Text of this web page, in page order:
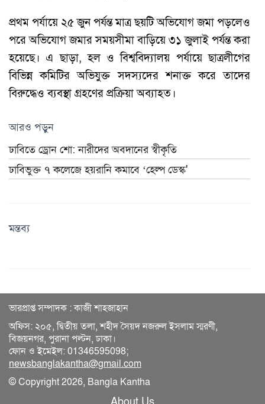
প্রথম পর্যায়ে ২৫ জুন পর্যন্ত মাত্র ছয়টি অভিযোগ জমা পড়লেও
পরে অভিযোগ জমার সময়সীমা বাড়িয়ে ৩১ জুলাই পর্যন্ত করা
হয়েছে। এ ছাড়া, হল ও বিশ্ববিদ্যালয় পর্যায়ে ছাত্রলীগের
বিভিন্ন কমিটির অভিযুক্ত সদস্যদের শনাক্ত করে তাদের
বিরুদ্ধেও ব্যবস্থা গ্রহণের প্রক্রিয়া অব্যাহত।
আরও পড়ুন
ঢাবিতে ড্রোন শো: নারীদের অবদানের স্বীকৃতি
ঢাবিভুক্ত ৭ কলেজে হয়রানি কমাবে ‘হেল্প ডেস্ক'
মন্তব্য
ভারপ্রাপ্ত সম্পাদক : কাজী শাহজাহান
অফিস: ২০৫, দ্বিতীয় তলা, শহীদ সৈয়দ নজরুল ইসলাম স্মরণী,
বিজয়নগর, পুরানা পল্টন, ঢাকা।
ফোন ও ইমেইল: 01346595098;
newsbanglakantha@gmail.com
© Copyright 2026, Bangla Kantha
About Us